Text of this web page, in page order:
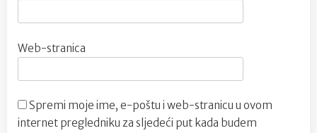
Web-stranica
Spremi moje ime, e-poštu i web-stranicu u ovom
internet pregledniku za sljedeći put kada budem